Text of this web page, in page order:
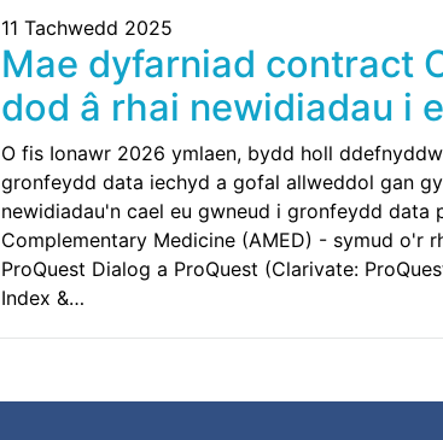
11 Tachwedd 2025
Mae dyfarniad contract
dod â rhai newidiadau i
O fis Ionawr 2026 ymlaen, bydd holl
gronfeydd data iechyd a gofal allweddol gan
newidiadau'n cael eu gwneud i gronfeydd
Complementary Medicine (AMED) - symud o'r
ProQuest Dialog a ProQuest (Clarivate:
Index &…